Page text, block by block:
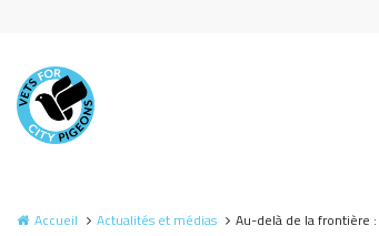
Accueil Actualités et médias Au-delà de la frontière